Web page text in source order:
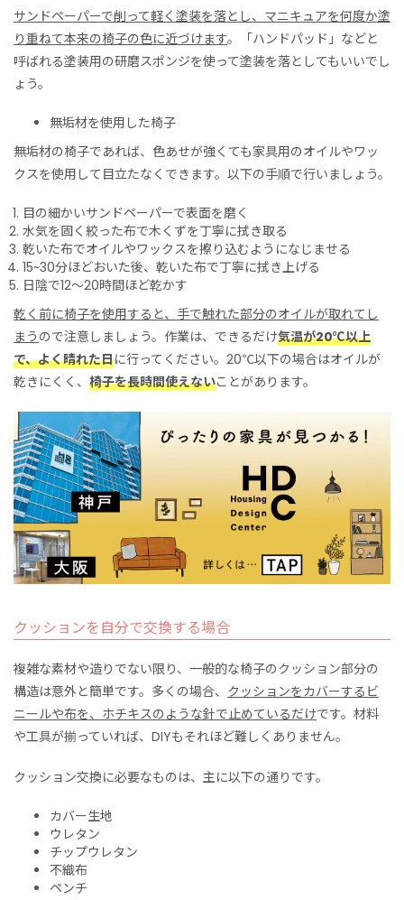
サンドペーパーで削って軽く塗装を落とし、マニキュアを何度か塗
り重ねて本来の椅子の色に近づけます。「ハンドパッド」などと
呼ばれる塗装用の研磨スポンジを使って塗装を落としてもいいでし
ょう。
無垢材を使用した椅子
無垢材の椅子であれば、色あせが強くても家具用のオイルやワッ
クスを使用して目立たなくできます。以下の手順で行いましょう。
目の細かいサンドペーパーで表面を磨く
水気を固く絞った布で木くずを丁寧に拭き取る
乾いた布でオイルやワックスを擦り込むようになじませる
15~30分ほどおいた後、乾いた布で丁寧に拭き上げる
日陰で12〜20時間ほど乾かす
乾く前に椅子を使用すると、手で触れた部分のオイルが取れてし
まう ので注意しましょう。作業は、できるだけ気温が20℃以上
で、よく晴れた日に行ってください。20℃以下の場合はオイルが
乾きにくく、 椅子を長時間使えないことがあります。
クッションを自分で交換する場合
複雑な素材や造りでない限り、一般的な椅子のクッション部分の
構造は意外と簡単です。多くの場合、 クッションをカバーするビ
ニールや布を、ホチキスのような針で止めているだけです。材料
や工具が揃っていれば、DIYもそれほど難しくありません。
クッション交換に必要なものは、主に以下の通りです。
カバー生地
ウレタン
チップウレタン
不織布
ペンチ